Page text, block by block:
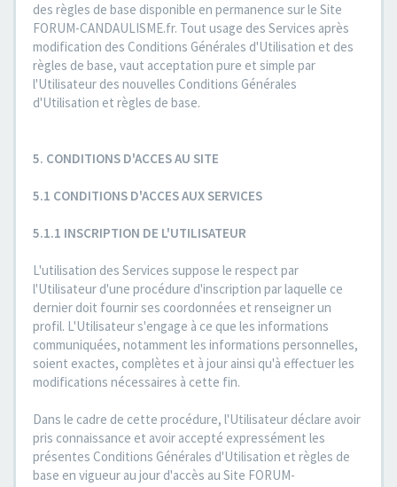
des règles de base disponible en permanence sur le Site
FORUM-CANDAULISME.fr. Tout usage des Services après
modification des Conditions Générales d'Utilisation et des
règles de base, vaut acceptation pure et simple par
l'Utilisateur des nouvelles Conditions Générales
d'Utilisation et règles de base.
5. CONDITIONS D'ACCES AU SITE
5.1 CONDITIONS D'ACCES AUX SERVICES
5.1.1 INSCRIPTION DE L'UTILISATEUR
L'utilisation des Services suppose le respect par
l'Utilisateur d'une procédure d'inscription par laquelle ce
dernier doit fournir ses coordonnées et renseigner un
profil. L'Utilisateur s'engage à ce que les informations
communiquées, notamment les informations personnelles,
soient exactes, complètes et à jour ainsi qu'à effectuer les
modifications nécessaires à cette fin.
Dans le cadre de cette procédure, l'Utilisateur déclare avoir
pris connaissance et avoir accepté expressément les
présentes Conditions Générales d'Utilisation et règles de
base en vigueur au jour d'accès au Site FORUM-